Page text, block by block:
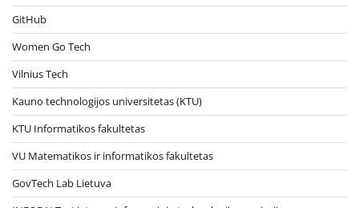
GitHub
Women Go Tech
Vilnius Tech
Kauno technologijos universitetas (KTU)
KTU Informatikos fakultetas
VU Matematikos ir informatikos fakultetas
GovTech Lab Lietuva